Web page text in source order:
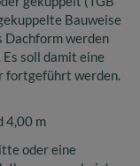
Bauweise
Dachform werden
soll damit eine
fortgeführt werden.
4,00 m
oder eine